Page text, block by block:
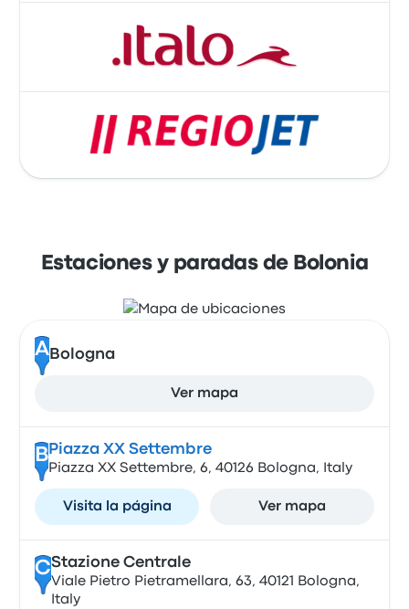
Estaciones y paradas de Bolonia
ABologna
Ver mapa
BPiazza XX Settembre
Piazza XX Settembre, 6, 40126 Bologna, Italy
Visita la página Ver mapa
CStazione Centrale
Viale Pietro Pietramellara, 63, 40121 Bologna,
Italy